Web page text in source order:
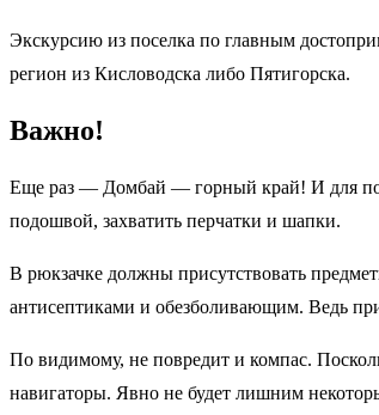
Экскурсию из поселка по главным
регион из Кисловодска либо Пятигорска.
Важно!
Еще раз — Домбай — горный край! И для
подошвой, захватить перчатки и шапки.
В рюкзачке должны присутствовать
антисептиками и обезболивающим. Ведь
По видимому, не повредит и компас.
навигаторы. Явно не будет лишним